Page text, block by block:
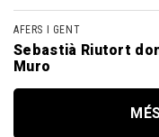
AFERS I GENT
Sebastià Riutort
Muro